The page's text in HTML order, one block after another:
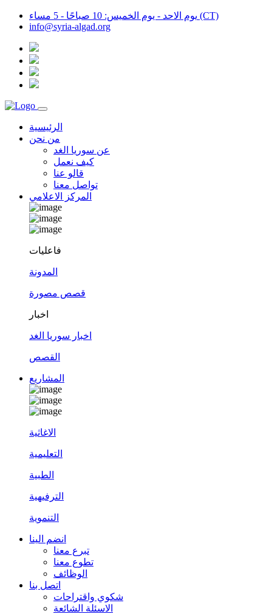
يوم الاحد - يوم الخميس: 10 صباحًا - 5 مساء (CT)
info@syria-algad.org
الرئيسية
من نحن
عن سوريا الغد
كيف نعمل
قالو عنا
تواصل معنا
المركز الاعلامي
فاعليات
المدونة
قصص مصورة
اخبار
اخبار سوريا الغد
القصص
المشاريع
الاغاثية
التعليمية
الطبية
الترفيهية
التنموية
انضم الينا
تبرع معنا
تطوع معنا
الوظائف
اتصل بنا
شكوي واقتراحات
الاسئلة الشائعة